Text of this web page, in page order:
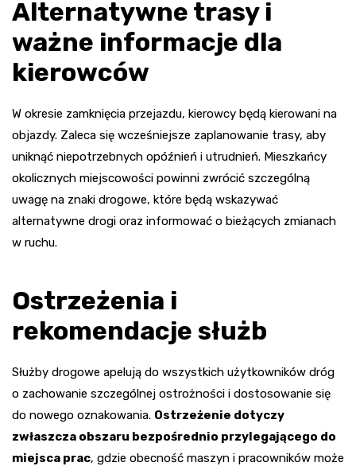
Alternatywne trasy i
ważne informacje dla
kierowców
W okresie zamknięcia przejazdu, kierowcy będą kierowani na
objazdy. Zaleca się wcześniejsze zaplanowanie trasy, aby
uniknąć niepotrzebnych opóźnień i utrudnień. Mieszkańcy
okolicznych miejscowości powinni zwrócić szczególną
uwagę na znaki drogowe, które będą wskazywać
alternatywne drogi oraz informować o bieżących zmianach
w ruchu.
Ostrzeżenia i
rekomendacje służb
Służby drogowe apelują do wszystkich użytkowników dróg
o zachowanie szczególnej ostrożności i dostosowanie się
do nowego oznakowania. Ostrzeżenie dotyczy
zwłaszcza obszaru bezpośrednio przylegającego do
miejsca prac, gdzie obecność maszyn i pracowników może